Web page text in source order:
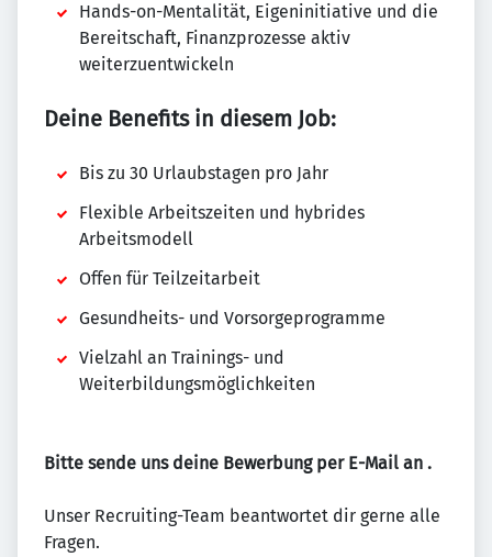
Hands-on-Mentalität, Eigeninitiative und die
Bereitschaft, Finanzprozesse aktiv
weiterzuentwickeln
Deine Benefits in diesem Job:
Bis zu 30 Urlaubstagen pro Jahr
Flexible Arbeitszeiten und hybrides
Arbeitsmodell
Offen für Teilzeitarbeit
Gesundheits- und Vorsorgeprogramme
Vielzahl an Trainings- und
Weiterbildungsmöglichkeiten
Bitte sende uns deine Bewerbung per E-Mail an .
Unser Recruiting-Team beantwortet dir gerne alle
Fragen.